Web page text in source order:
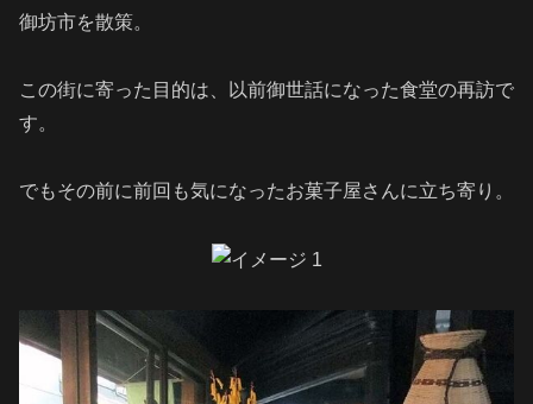
御坊市を散策。
この街に寄った目的は、以前御世話になった食堂の再訪で
す。
でもその前に前回も気になったお菓子屋さんに立ち寄り。